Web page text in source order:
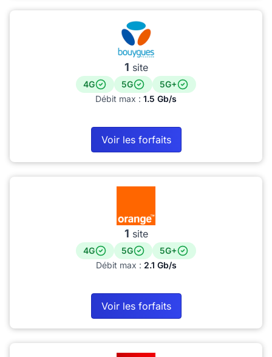
1 site
4G 5G
5G+
Débit max : 1.5 Gb/s
Voir les forfaits
1 site
4G 5G
5G+
Débit max : 2.1 Gb/s
Voir les forfaits